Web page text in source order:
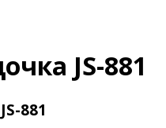
JS-881
881